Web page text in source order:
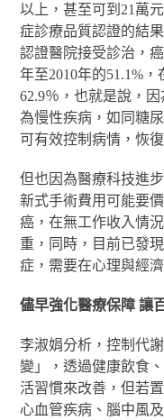
以上，甚至可到21萬
症診療品質認證的結
認證醫院接受診治，
年至2010年的51.1%，
62.9％，也就是說，
為慢性疾病，如同糖
可有效控制病情，恢
但也因為醫療科技進
新式手術費用可能要
癌，在無工作收入情
重，同時，目前已發
症，需要在心理與經
儘早強化醫療保障 讓
李淑娟分析，控制代
變」，透過健康飲食
活習慣來改善，但若
心血管疾病、腦中風